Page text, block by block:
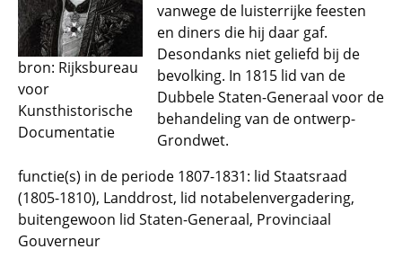
bron: Rijksbureau
voor
Kunsthistorische
Documentatie
vanwege de luisterrijke feesten
en diners die hij daar gaf.
Desondanks niet geliefd bij de
bevolking. In 1815 lid van de
Dubbele Staten-Generaal voor de
behandeling van de ontwerp-
Grondwet.
functie(s) in de periode 1807-1831: lid Staatsraad
(1805-1810), Landdrost, lid notabelenvergadering,
buitengewoon lid Staten-Generaal, Provinciaal
Gouverneur